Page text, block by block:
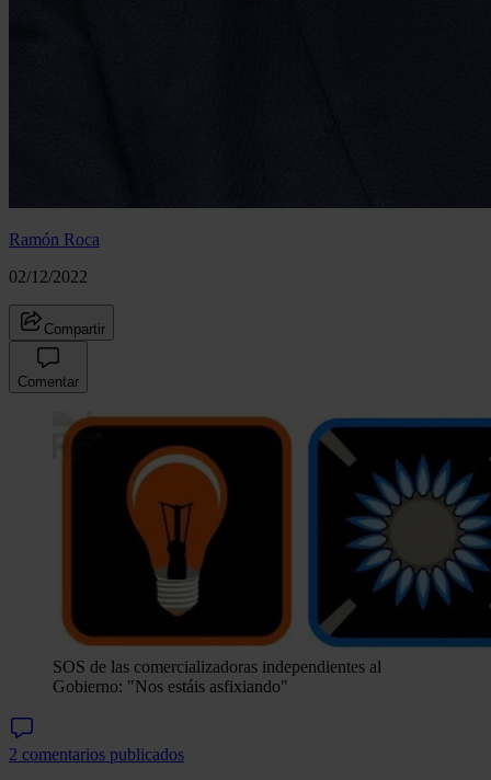
Ramón Roca
02/12/2022
Compartir
Comentar
SOS de las comercializadoras independientes al
Gobierno: "Nos estáis asfixiando"
2 comentarios publicados